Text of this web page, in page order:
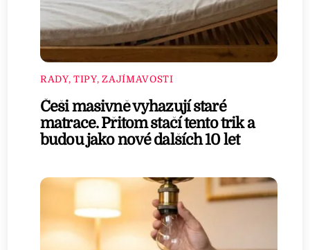
RADY, TIPY, ZAJÍMAVOSTI
Češi masivně vyhazují staré
matrace. Přitom stačí tento trik a
budou jako nové dalších 10 let